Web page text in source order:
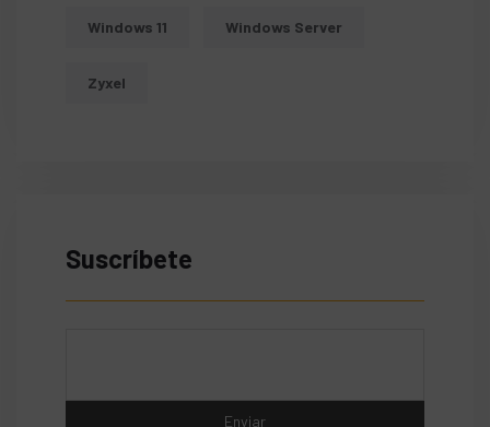
Windows 11 Windows Server
Zyxel
Suscríbete